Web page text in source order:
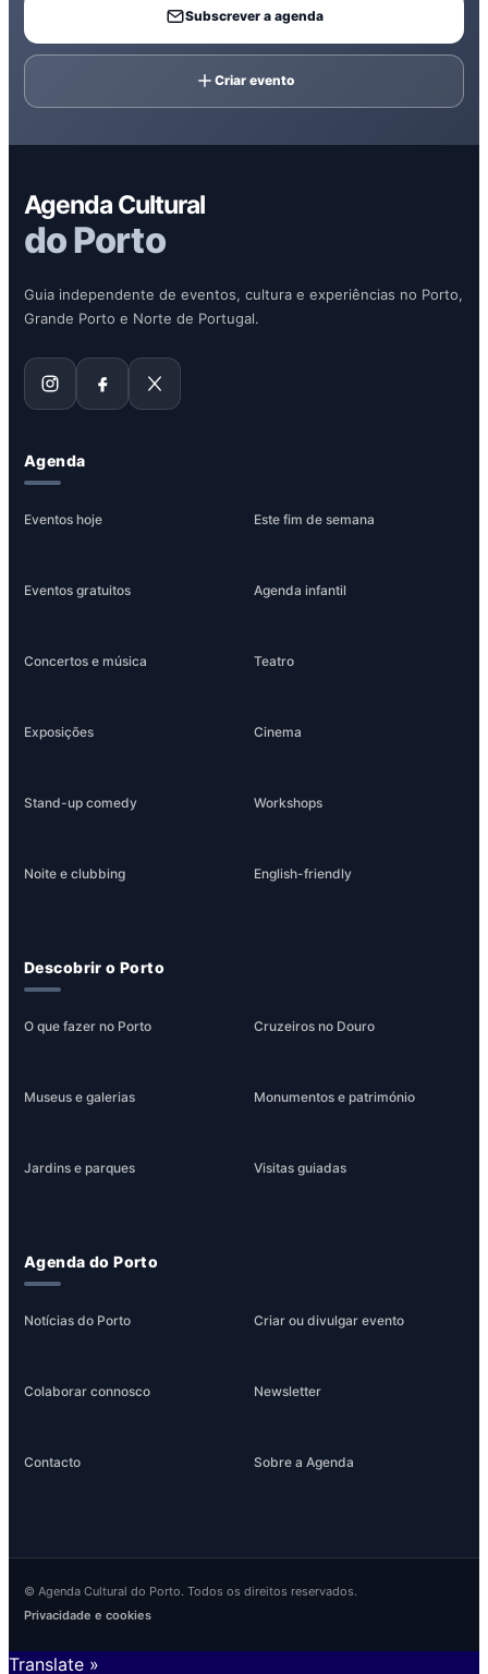
Subscrever a agenda
Criar evento
Agenda Cultural
do Porto
Guia independente de eventos, cultura e experiências no Porto,
Grande Porto e Norte de Portugal.
Agenda
Eventos hoje Este fim de semana
Eventos gratuitos Agenda infantil
Concertos e música Teatro
Exposições Cinema
Stand-up comedy Workshops
Noite e clubbing English-friendly
Descobrir o Porto
O que fazer no Porto Cruzeiros no Douro
Museus e galerias Monumentos e património
Jardins e parques Visitas guiadas
Agenda do Porto
Notícias do Porto Criar ou divulgar evento
Colaborar connosco Newsletter
Contacto Sobre a Agenda
© Agenda Cultural do Porto. Todos os direitos reservados.
Privacidade e cookies
Translate »